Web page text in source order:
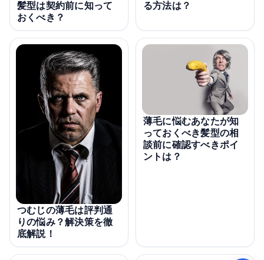
髪型は契約前に知って
おくべき？
る方法は？
つむじの薄毛は評判通
りの悩み？解決策を徹
底解説！
薄毛に悩むあなたが知
っておくべき髪型の相
談前に確認すべきポイ
ントは？